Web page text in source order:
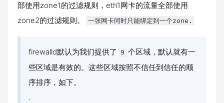
部使用zone1的过滤规则，eth1网卡的流量全部使用
zone2的过滤规则。
一张网卡同时只能绑定到一个zone.
firewalld默认为我们提供了 9 个区域，默认就有一
些区域是有效的。这些区域按照不信任到信任的顺
序排序，如下。
.